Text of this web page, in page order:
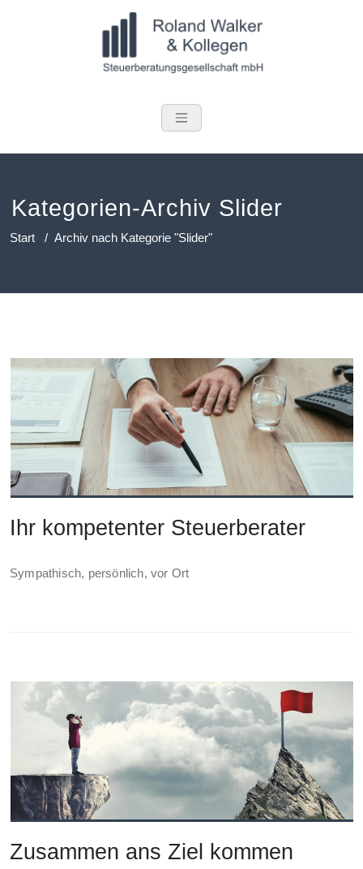
Roland Walker
Kategorien-Archiv Slider
Start / Archiv nach Kategorie "Slider"
Ihr kompetenter Steuerberater
Sympathisch, persönlich, vor Ort
Zusammen ans Ziel kommen